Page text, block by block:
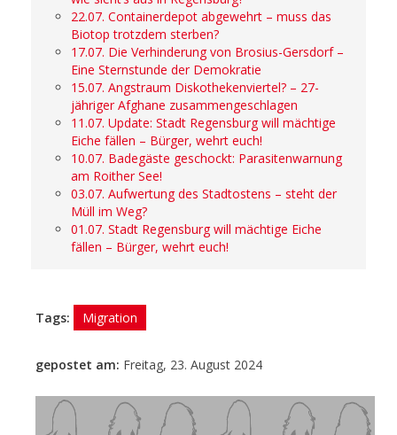
22.07. Containerdepot abgewehrt – muss das
Biotop trotzdem sterben?
17.07. Die Verhinderung von Brosius-Gersdorf –
Eine Sternstunde der Demokratie
15.07. Angstraum Diskothekenviertel? – 27-
jähriger Afghane zusammengeschlagen
11.07. Update: Stadt Regensburg will mächtige
Eiche fällen – Bürger, wehrt euch!
10.07. Badegäste geschockt: Parasitenwarnung
am Roither See!
03.07. Aufwertung des Stadtostens – steht der
Müll im Weg?
01.07. Stadt Regensburg will mächtige Eiche
fällen – Bürger, wehrt euch!
Tags: Migration
gepostet am: Freitag, 23. August 2024
- Anzeige -